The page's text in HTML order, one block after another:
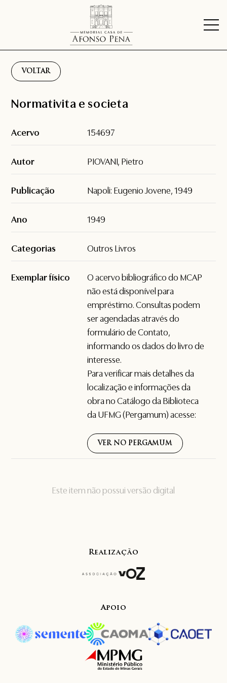
VOLTAR
Este item não possui versão digital
Normativita e societa
Acervo 154697
Autor PIOVANI, Pietro
Publicação Napoli: Eugenio Jovene, 1949
Ano 1949
Categorias Outros Livros
Exemplar físico
O acervo bibliográfico do MCAP
não está disponível para
empréstimo. Consultas podem
ser agendadas através do
formulário deContato,
informando os dados do livro de
interesse.
Para verificar mais detalhes da
localização e informações da
obra no Catálogo da Biblioteca
da UFMG (Pergamum) acesse:
VER NO PERGAMUM
Realização
Apoio